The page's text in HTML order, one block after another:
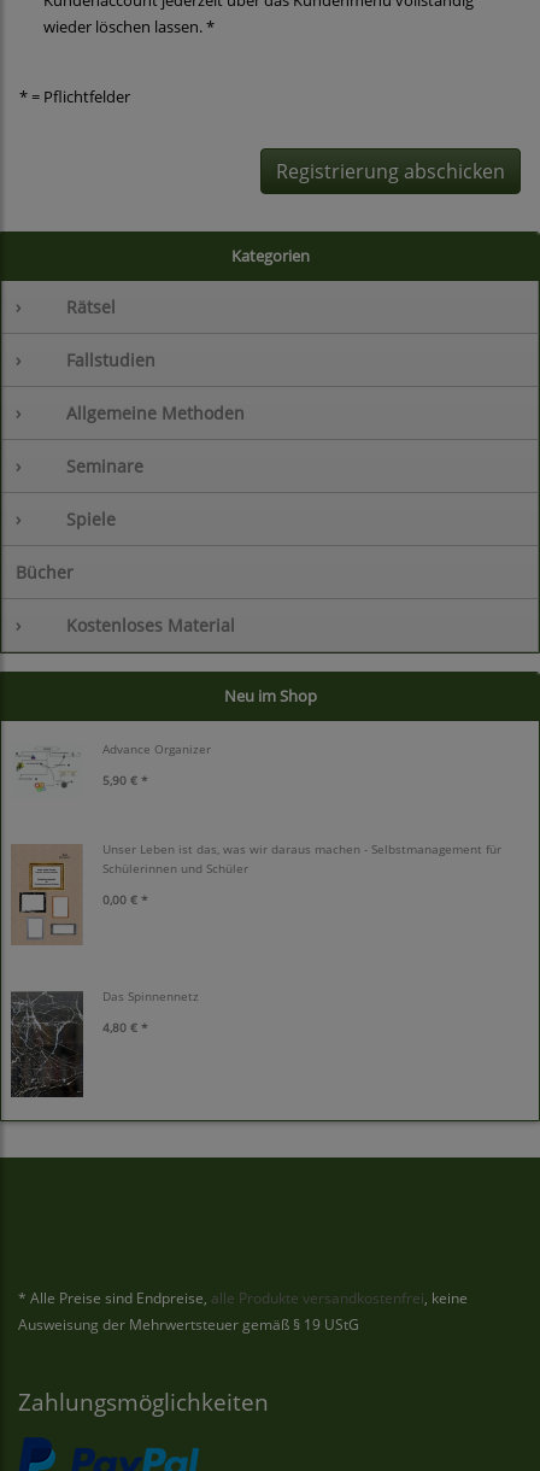
Kategorien
› Rätsel
› Fallstudien
› Allgemeine Methoden
› Seminare
› Spiele
Bücher
› Kostenloses Material
Neu im Shop
Advance Organizer
5,90 € *
Unser Leben ist das, was wir daraus machen - Selbstmanagement für
Schülerinnen und Schüler
0,00 € *
Das Spinnennetz
4,80 € *
wieder löschen lassen. *
* = Pflichtfelder
Registrierung abschicken
* Alle Preise sind Endpreise, alle Produkte versandkostenfrei , keine
Ausweisung der Mehrwertsteuer gemäß § 19 UStG
Zahlungsmöglichkeiten